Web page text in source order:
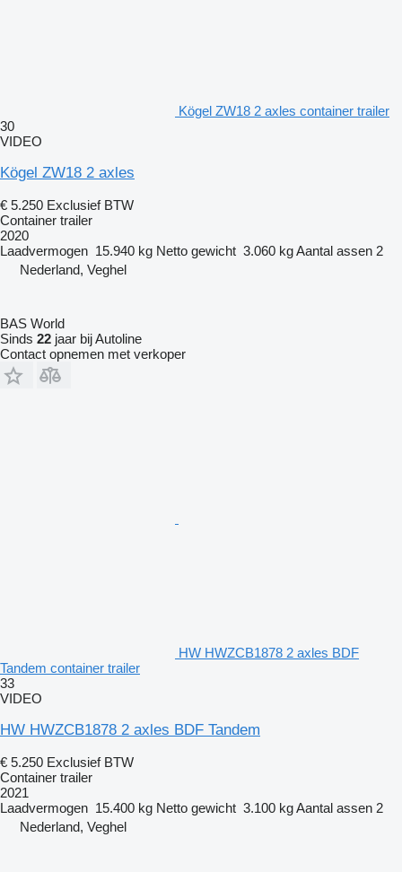
Kögel ZW18 2 axles container trailer
30
VIDEO
Kögel ZW18 2 axles
€ 5.250 Exclusief BTW
Container trailer
2020
Laadvermogen 15.940 kg Netto gewicht 3.060 kgAantal assen 2
Nederland, Veghel
BAS World
Sinds 22 jaar bij Autoline
Contact opnemen met verkoper
HW HWZCB1878 2 axles BDF
Tandem container trailer
33
VIDEO
HW HWZCB1878 2 axles BDF Tandem
€ 5.250 Exclusief BTW
Container trailer
2021
Laadvermogen 15.400 kg Netto gewicht 3.100 kgAantal assen 2
Nederland, Veghel